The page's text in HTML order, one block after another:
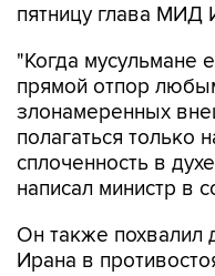
"Когда мусульмане
злонамеренных
полагаться только
сплоченность в
написал министр в
Он также похвалил
"Мощные